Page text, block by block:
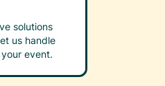
solutions
us handle
event.